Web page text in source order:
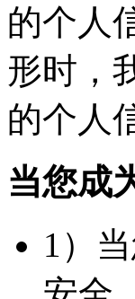
的个人
形时，
的个人
当您成
1）